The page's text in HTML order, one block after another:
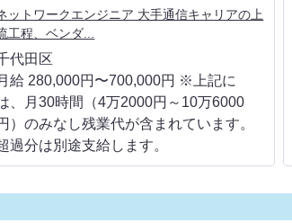
ットワークエンジニア 大手通信キャリアの上
工程、ベンダ...
代田区
給 280,000円〜700,000円 ※上記に
、月30時間（4万2000円～10万6000
）のみなし残業代が含まれています。
過分は別途支給します。